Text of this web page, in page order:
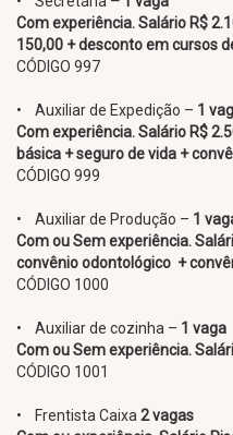
Com experiência. Salário R$
150,00 + desconto em cursos
CÓDIGO 997
• Auxiliar de Expedição – 1
Com experiência. Salário R$
básica + seguro de vida +
CÓDIGO 999
• Auxiliar de Produção – 1
Com ou Sem experiência.
convênio odontológico +
CÓDIGO 1000
• Auxiliar de cozinha – 1 vaga
Com ou Sem experiência.
CÓDIGO 1001
• Frentista Caixa 2 vagas